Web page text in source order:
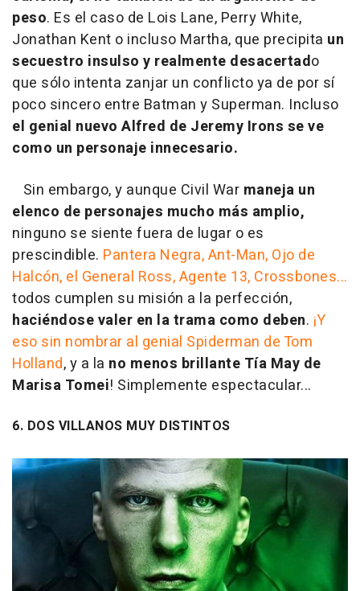
peso. Es el caso de Lois Lane, Perry White,
Jonathan Kent o incluso Martha, que precipita un
secuestro insulso y realmente desacertado
que sólo intenta zanjar un conflicto ya de por sí
poco sincero entre Batman y Superman. Incluso
el genial nuevo Alfred de Jeremy Irons se ve
como un personaje innecesario.
Sin embargo, y aunque Civil War maneja un
elenco de personajes mucho más amplio,
ninguno se siente fuera de lugar o es
prescindible. Pantera Negra, Ant-Man, Ojo de
Halcón, el General Ross, Agente 13, Crossbones...
todos cumplen su misión a la perfección,
haciéndose valer en la trama como deben. ¡Y
eso sin nombrar al genial Spiderman de Tom
Holland, y a la no menos brillante Tía May de
Marisa Tomei! Simplemente espectacular...
6. DOS VILLANOS MUY DISTINTOS